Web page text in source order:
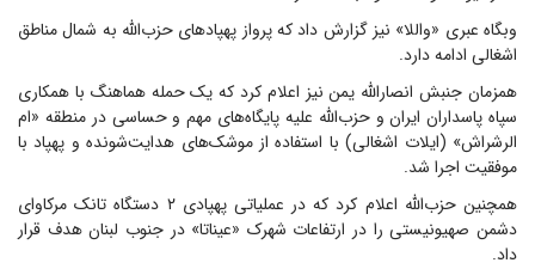
وبگاه عبری «واللا» نیز گزارش داد که پرواز پهپادهای حزب‌الله به شمال مناطق
اشغالی ادامه دارد.
همزمان جنبش انصارالله یمن نیز اعلام کرد که یک حمله هماهنگ با همکاری
سپاه پاسداران ایران و حزب‌الله علیه پایگاه‌های مهم و حساسی در منطقه «ام
الرشراش» (ایلات اشغالی) با استفاده از موشک‌های هدایت‌شونده و پهپاد با
موفقیت اجرا شد.
همچنین حزب‌الله اعلام کرد که در عملیاتی پهپادی ۲ دستگاه تانک مرکاوای
دشمن صهیونیستی را در ارتفاعات شهرک «عیناتا» در جنوب لبنان هدف قرار
داد.